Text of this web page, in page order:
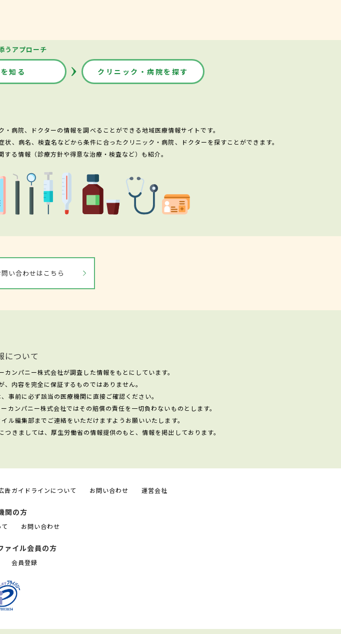
うアプローチ
知る クリニック・病院を探す
病院、ドクターの情報を調べることができる地域医療情報サイトです。
、病名、検査名などから条件に合ったクリニック・病院、ドクターを探すことができます。
る情報（診療方針や得意な治療・検査など）も紹介。
い合わせはこちら
について
ンパニー株式会社が調査した情報をもとにしています。
内容を完全に保証するものではありません。
事前に必ず該当の医療機関に直接ご確認ください。
ンパニー株式会社ではその賠償の責任を一切負わないものとします。
ル編集部までご連絡をいただけますようお願いいたします。
きましては、厚生労働省の情報提供のもと、情報を掲出しております。
告ガイドラインについて お問い合わせ 運営会社
関の方
お問い合わせ
ァイル会員の方
会員登録